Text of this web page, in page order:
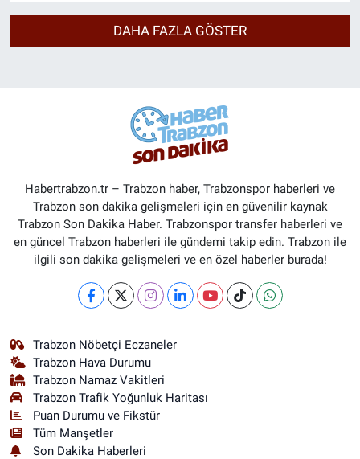
için Kaymakamlığa başvuru
yapılacağı açıklandı.
DAHA FAZLA GÖSTER
Habertrabzon.tr – Trabzon haber, Trabzonspor haberleri ve
Trabzon son dakika gelişmeleri için en güvenilir kaynak
Trabzon Son Dakika Haber. Trabzonspor transfer haberleri ve
en güncel Trabzon haberleri ile gündemi takip edin. Trabzon ile
ilgili son dakika gelişmeleri ve en özel haberler burada!
Trabzon Nöbetçi Eczaneler
Trabzon Hava Durumu
Trabzon Namaz Vakitleri
Trabzon Trafik Yoğunluk Haritası
Puan Durumu ve Fikstür
Tüm Manşetler
Son Dakika Haberleri